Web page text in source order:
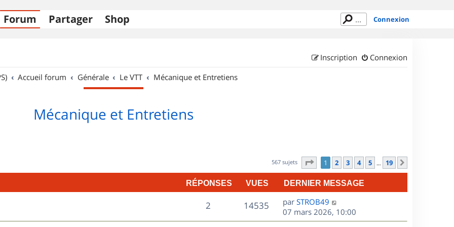
Forum Partager Shop Connexion
Connexion
Inscription
Accueil forum Générale Le VTT Mécanique et Entretiens
Mécanique et Entretiens
567 sujets Page sur19
1 2 3 4 5 … 19
RÉPONSES VUES DERNIER MESSAGE
2R
é
14535V
u
D
e
r
par STROB49
07 mars 2026, 10:00